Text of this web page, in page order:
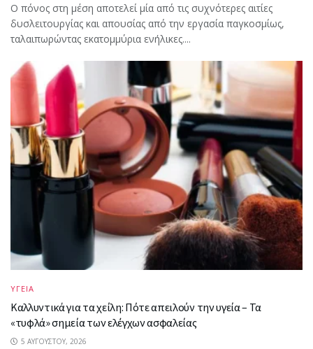
Ο πόνος στη μέση αποτελεί μία από τις συχνότερες αιτίες
δυσλειτουργίας και απουσίας από την εργασία παγκοσμίως,
ταλαιπωρώντας εκατομμύρια ενήλικες....
ΥΓΕΙΑ
Καλλυντικά για τα χείλη: Πότε απειλούν την υγεία – Τα
«τυφλά» σημεία των ελέγχων ασφαλείας
5 ΑΥΓΟΎΣΤΟΥ, 2026